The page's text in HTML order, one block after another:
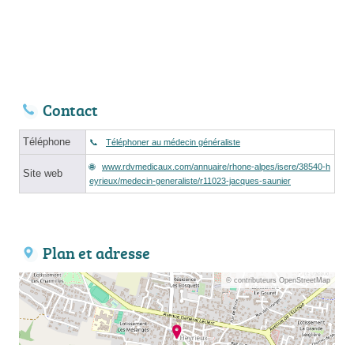
Contact
Téléphone Téléphoner au médecin généraliste
Site web
www.rdvmedicaux.com/annuaire/rhone-alpes/isere/38540-h
eyrieux/medecin-generaliste/r11023-jacques-saunier
Plan et adresse
© contributeurs OpenStreetMap